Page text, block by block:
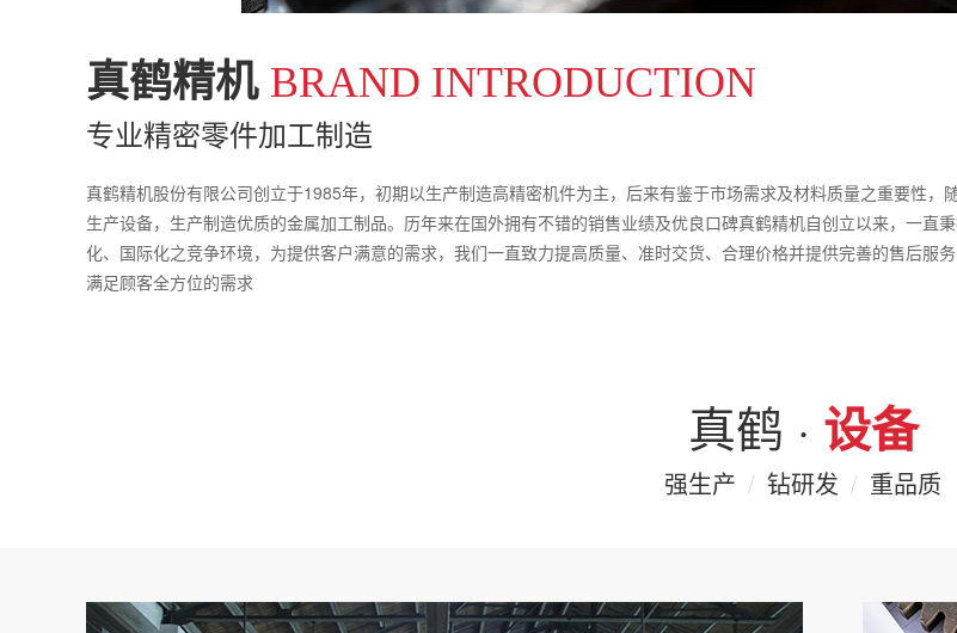
真鹤精机 BRAND INTRODUCTION
专业精密零件加工制造
真鹤精机股份有限公司创立于1985年，初期以生产制造高精密机件为主，后来有鉴于市场需求及材料质量之重要性
生产设备，生产制造优质的金属加工制品。历年来在国外拥有不错的销售业绩及优良口碑真鹤精机自创立以来，一
化、国际化之竞争环境，为提供客户满意的需求，我们一直致力提高质量、准时交货、合理价格并提供完善的售后服
满足顾客全方位的需求
真鹤 · 设备
强生产 / 钻研发 / 重品质